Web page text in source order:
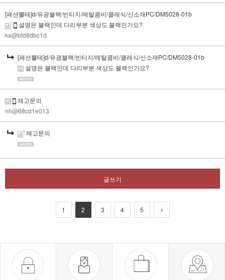
[패션뿔테]d/유광블랙/빈티지/메탈콤비/클래식/신소재PC/DM5028-01b
설명은 블랙인데 다리부분 색상도 블랙인가요?
ka@bfd8dbc1d
[패션뿔테]d/유광블랙/빈티지/메탈콤비/클래식/신소재PC/DM5028-01b
설명은 블랙인데 다리부분 색상도 블랙인가요?
재고문의
nh@68cd1e013
재고문의
글쓰기
1 2 3 4 5